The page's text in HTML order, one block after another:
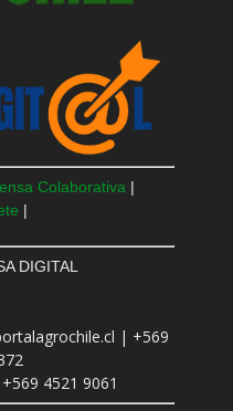
Colaborativa |
|
DIGITAL
| +569
4521 9061